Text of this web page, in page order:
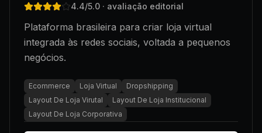
4.4/5.0 · avaliação editorial
Plataforma brasileira para criar loja virtual
integrada às redes sociais, voltada a pequenos
negócios.
Ecommerce Loja Virtual
Dropshipping
Layout De Loja Virutal
Layout De Loja Institucional
Layout De Loja Corporativa